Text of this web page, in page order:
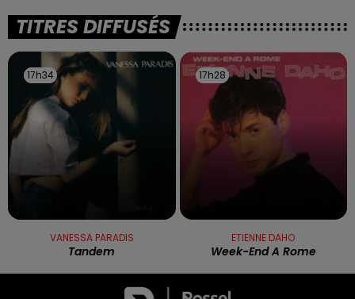
TITRES DIFFUSÉS
17h34
17h34
VANESSA PARADIS
Tandem
17h28
17h28
ETIENNE DAHO
Week-End A Rome